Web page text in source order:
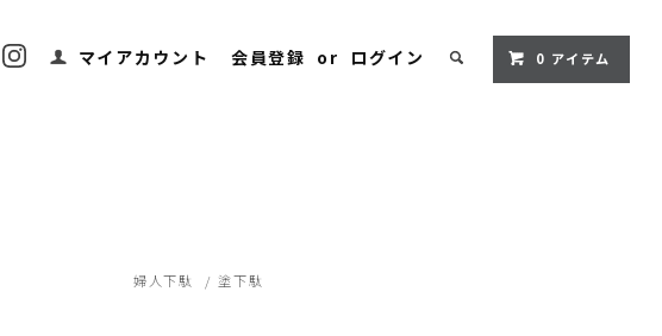
マイアカウント 会員登録 or ログイン 0 アイテム
婦人下駄 / 塗下駄